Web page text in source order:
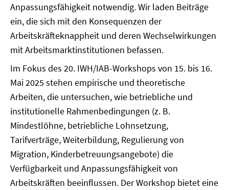
Anpassungsfähigkeit notwendig. Wir laden Beiträge
ein, die sich mit den Konsequenzen der
Arbeitskräfteknappheit und deren Wechselwirkungen
mit Arbeitsmarktinstitutionen befassen.
Im Fokus des 20. IWH/IAB-Workshops von 15. bis 16.
Mai 2025 stehen empirische und theoretische
Arbeiten, die untersuchen, wie betriebliche und
institutionelle Rahmenbedingungen (z. B.
Mindestlöhne, betriebliche Lohnsetzung,
Tarifverträge, Weiterbildung, Regulierung von
Migration, Kinderbetreuungsangebote) die
Verfügbarkeit und Anpassungsfähigkeit von
Arbeitskräften beeinflussen. Der Workshop bietet eine